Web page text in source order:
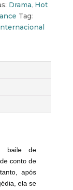
Drama, Hot
Tag:
baile de
conto de
após
ela se